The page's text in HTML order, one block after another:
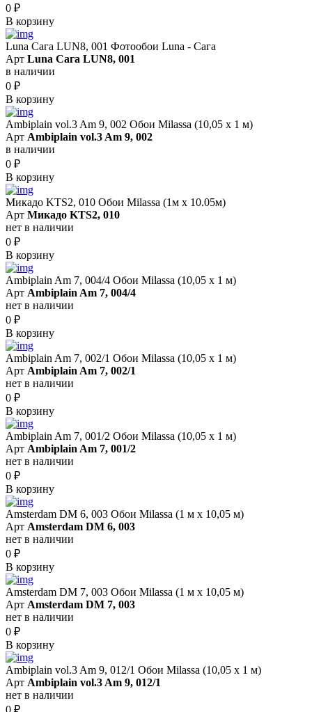
0 ₽
В корзину
Luna Сага LUN8, 001 Фотообои Luna - Сага
Арт Luna Сага LUN8, 001
в наличии
0 ₽
В корзину
Ambiplain vol.3 Am 9, 002 Обои Milassa (10,05 х 1 м)
Арт Ambiplain vol.3 Am 9, 002
в наличии
0 ₽
В корзину
Микадо KTS2, 010 Обои Milassa (1м х 10.05м)
Арт Микадо KTS2, 010
нет в наличии
0 ₽
В корзину
Ambiplain Am 7, 004/4 Обои Milassa (10,05 х 1 м)
Арт Ambiplain Am 7, 004/4
нет в наличии
0 ₽
В корзину
Ambiplain Am 7, 002/1 Обои Milassa (10,05 х 1 м)
Арт Ambiplain Am 7, 002/1
нет в наличии
0 ₽
В корзину
Ambiplain Am 7, 001/2 Обои Milassa (10,05 х 1 м)
Арт Ambiplain Am 7, 001/2
нет в наличии
0 ₽
В корзину
Amsterdam DM 6, 003 Обои Milassa (1 м х 10,05 м)
Арт Amsterdam DM 6, 003
нет в наличии
0 ₽
В корзину
Amsterdam DM 7, 003 Обои Milassa (1 м х 10,05 м)
Арт Amsterdam DM 7, 003
нет в наличии
0 ₽
В корзину
Ambiplain vol.3 Am 9, 012/1 Обои Milassa (10,05 х 1 м)
Арт Ambiplain vol.3 Am 9, 012/1
нет в наличии
0 ₽